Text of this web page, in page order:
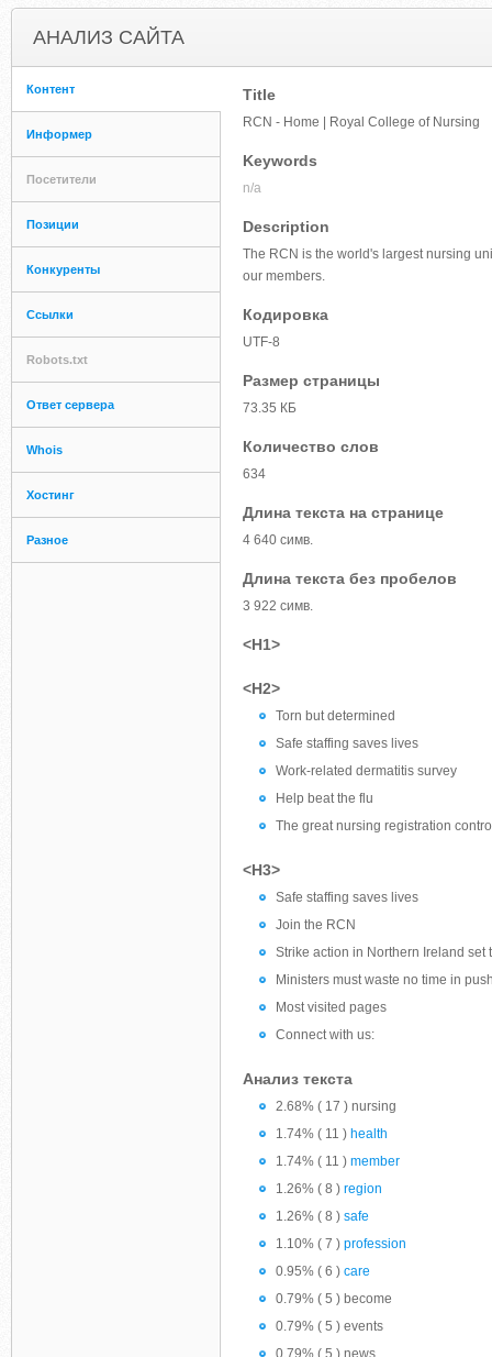
АНАЛИЗ САЙТА
Контент
Информер
Посетители
Позиции
Конкуренты
Ссылки
Robots.txt
Ответ сервера
Whois
Хостинг
Разное
Title
RCN - Home | Royal College of Nursing
Keywords
n/a
Description
The RCN is the world's largest nursing
our members.
Кодировка
UTF-8
Размер страницы
73.35 КБ
Количество слов
634
Длина текста на странице
4 640 симв.
Длина текста без пробелов
3 922 симв.
<H1>
<H2>
Torn but determined
Safe staffing saves lives
Work-related dermatitis survey
Help beat the flu
The great nursing registration
<H3>
Safe staffing saves lives
Join the RCN
Strike action in Northern Ireland set
Ministers must waste no time in
Most visited pages
Connect with us:
Анализ текста
2.68% ( 17 ) nursing
1.74% ( 11 ) health
1.74% ( 11 ) member
1.26% ( 8 ) region
1.26% ( 8 ) safe
1.10% ( 7 ) profession
0.95% ( 6 ) care
0.79% ( 5 ) become
0.79% ( 5 ) events
0.79% ( 5 ) news